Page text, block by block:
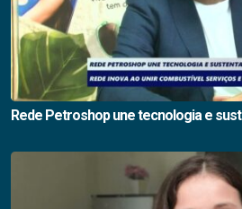
Rede Petroshop une tecnologia e